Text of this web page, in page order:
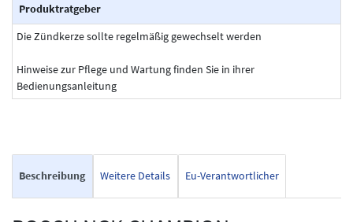
Produktratgeber
Die Zündkerze sollte regelmäßig gewechselt werden
Hinweise zur Pflege und Wartung finden Sie in ihrer
Bedienungsanleitung
Beschreibung Weitere Details Eu-Verantwortlicher